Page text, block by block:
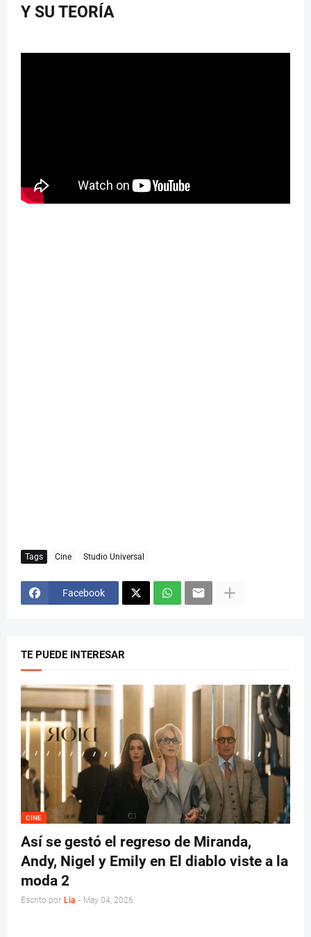
Y SU TEORÍA
Tags Cine Studio Universal
Facebook
TE PUEDE INTERESAR
CINE
Así se gestó el regreso de Miranda,
Andy, Nigel y Emily en El diablo viste a la
moda 2
Escrito por Lia - May 04, 2026